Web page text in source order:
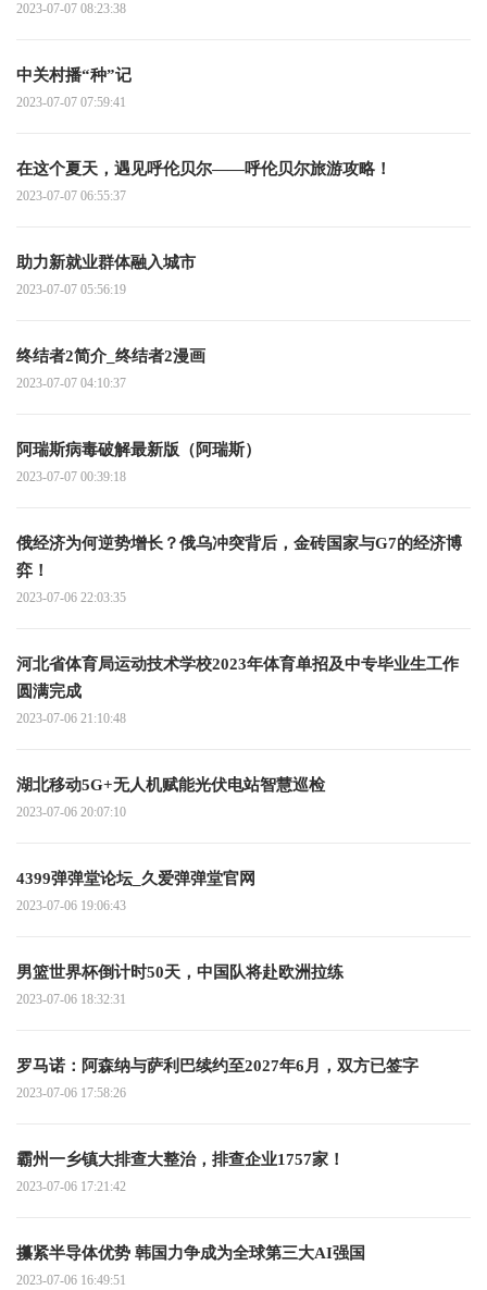
2023-07-07 08:23:38
中关村播“种”记
2023-07-07 07:59:41
在这个夏天，遇见呼伦贝尔——呼伦贝尔旅游攻略！
2023-07-07 06:55:37
助力新就业群体融入城市
2023-07-07 05:56:19
终结者2简介_终结者2漫画
2023-07-07 04:10:37
阿瑞斯病毒破解最新版（阿瑞斯）
2023-07-07 00:39:18
俄经济为何逆势增长？俄乌冲突背后，金砖国家与G7的经济博
弈！
2023-07-06 22:03:35
河北省体育局运动技术学校2023年体育单招及中专毕业生工作
圆满完成
2023-07-06 21:10:48
湖北移动5G+无人机赋能光伏电站智慧巡检
2023-07-06 20:07:10
4399弹弹堂论坛_久爱弹弹堂官网
2023-07-06 19:06:43
男篮世界杯倒计时50天，中国队将赴欧洲拉练
2023-07-06 18:32:31
罗马诺：阿森纳与萨利巴续约至2027年6月，双方已签字
2023-07-06 17:58:26
霸州一乡镇大排查大整治，排查企业1757家！
2023-07-06 17:21:42
攥紧半导体优势 韩国力争成为全球第三大AI强国
2023-07-06 16:49:51